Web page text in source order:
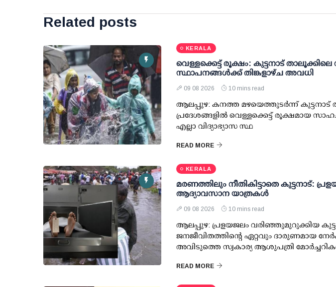
Related posts
KERALA
വെള്ളക്കെട്ട് രൂക്ഷം: കുട്ടനാട് താലൂക്കിലെ
സ്ഥാപനങ്ങള്‍ക്ക് തിങ്കളാഴ്ച അവധി
09 08 2026 10 mins read
ആലപ്പുഴ: കനത്ത മഴയെത്തുടര്‍ന്ന് കുട്ടനാട്
പ്രദേശങ്ങളില്‍ വെള്ളക്കെട്ട് രൂക്ഷമായ
എല്ലാ വിദ്യാഭ്യാസ സ്ഥ
READ MORE
KERALA
മരണത്തിലും നീതികിട്ടാതെ കുട്ടനാട്:
ആദ്യാവസാന യാത്രകള്‍
09 08 2026 10 mins read
ആലപ്പുഴ: പ്രളയജലം വരിഞ്ഞുമുറുക്കിയ
ജനജീവിതത്തിന്റെ ഏറ്റവും ദാരുണമായ
അവിടുത്തെ സ്വകാര്യ ആശുപത്രി
READ MORE